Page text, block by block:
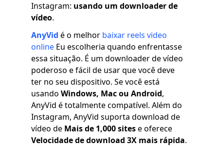
Instagram: usando um downloader de
vídeo.
AnyVid é o melhor baixar reels video
online Eu escolheria quando enfrentasse
essa situação. É um downloader de vídeo
poderoso e fácil de usar que você deve
ter no seu dispositivo. Se você está
usando Windows, Mac ou Android,
AnyVid é totalmente compatível. Além do
Instagram, AnyVid suporta download de
vídeo de Mais de 1,000 sitese oferece
Velocidade de download 3X mais rápida.